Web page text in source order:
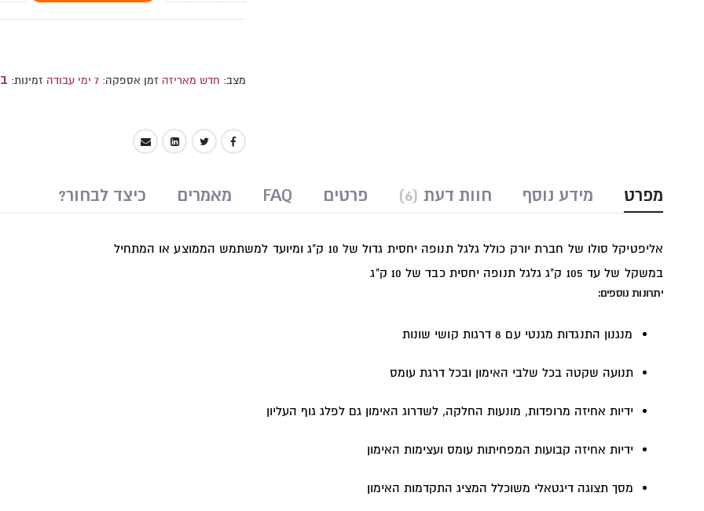
מצב: חדש מאריזה זמן אספקה: 7 ימי עבודה זמינות:
מפרט
אליפטיקל סולו של חברת יורק כולל גלגל תנופה יחסית גדול של 10 ק"ג ומיועד למשתמש הממוצע או המתחיל
במשקל של עד 105 ק"ג גלגל תנופה יחסית כבד של 10 ק"ג
יתרונות נוספים:
מנגנון התנגדות מגנטי עם 8 דרגות קושי שונות
תנועה שקטה בכל שלבי האימון ובכל דרגת עומס
ידיות אחיזה מרופדות, מונעות החלקה, לשדרוג האימון גם לפלג גוף העליון
ידיות אחיזה קבועות המפחיתות עומס ועצימות האימון
מסך תצוגה דיגטאלי משוכלל המציג התקדמות האימון
מידע נוסף 6 חוות דעת פרטים FAQ מאמרים ?כיצד לבחור